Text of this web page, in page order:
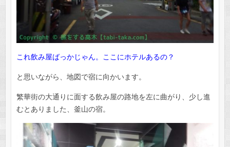
これ飲み屋ばっかじゃん。ここにホテルあるの？
と思いながら、地図で宿に向かいます。
繁華街の大通りに面する飲み屋の路地を左に曲がり、少し進
むとありました、釜山の宿。